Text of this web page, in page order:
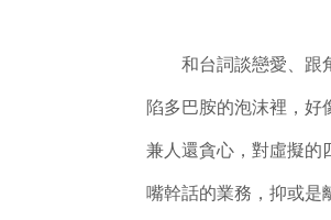
和台詞談戀愛、跟
陷多巴胺的泡沫裡，好
兼人還貪心，對虛擬的
嘴幹話的業務，抑或是